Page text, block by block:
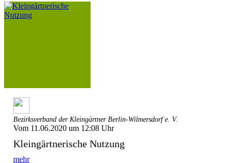
Bezirksverband der Kleingärtner Berlin-Wilmersdorf e. V.
Vom 11.06.2020 um 12:08 Uhr
Kleingärtnerische Nutzung
mehr